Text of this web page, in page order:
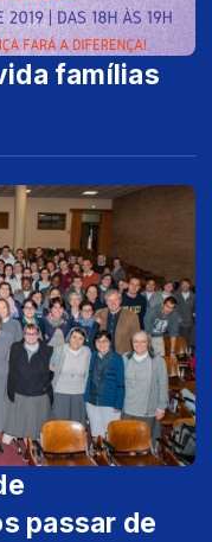
famílias
passar de